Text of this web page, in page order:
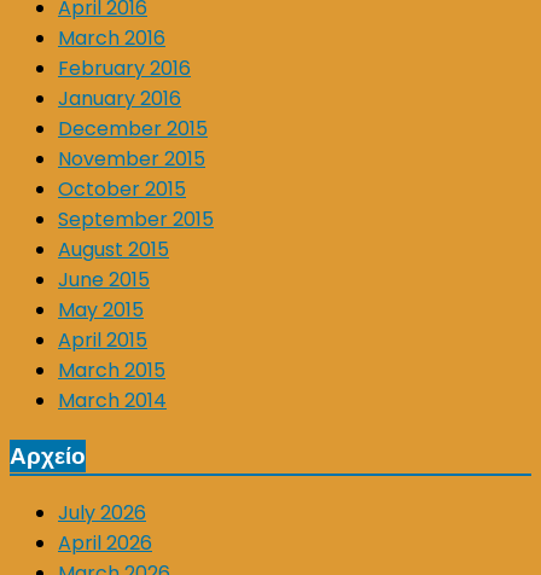
April 2016
March 2016
February 2016
January 2016
December 2015
November 2015
October 2015
September 2015
August 2015
June 2015
May 2015
April 2015
March 2015
March 2014
Αρχείο
July 2026
April 2026